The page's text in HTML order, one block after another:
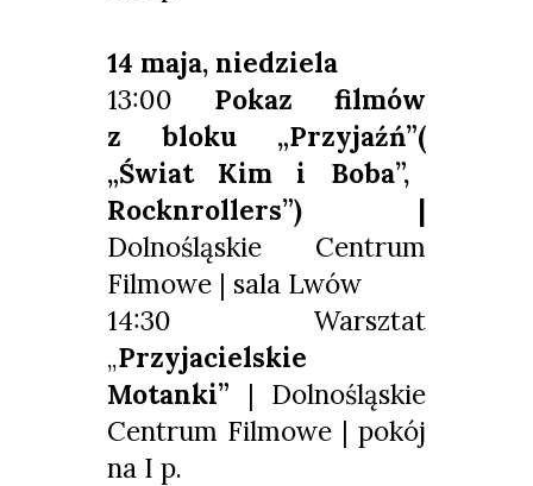
14 maja, niedziela
13:00 Pokaz filmów
z bloku „Przyjaźń”(
„Świat Kim i Boba”,
Rocknrollers”) |
Dolnośląskie Centrum
Filmowe | sala Lwów
14:30 Warsztat
„Przyjacielskie
Motanki”
| Dolnośląskie
Centrum Filmowe | pokój
na I p.